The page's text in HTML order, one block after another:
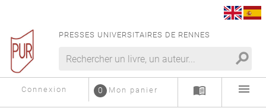
PRESSES UNIVERSITAIRES DE RENNES
search
Connexion Mon panier
0 menu_book menu